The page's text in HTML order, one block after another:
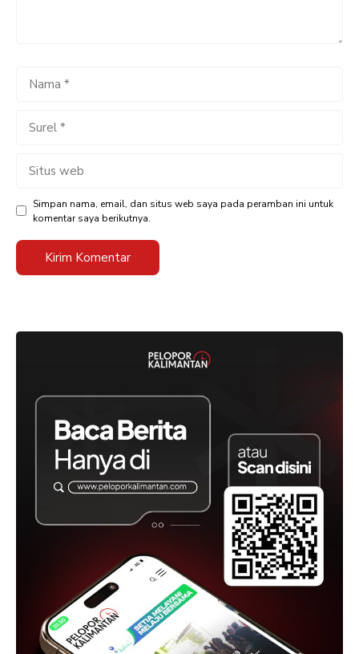
Simpan nama, email, dan situs web saya pada peramban ini untuk
komentar saya berikutnya.